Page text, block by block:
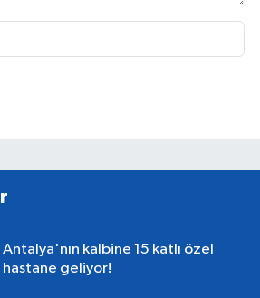
Antalya'nın kalbine 15 katlı özel
hastane geliyor!